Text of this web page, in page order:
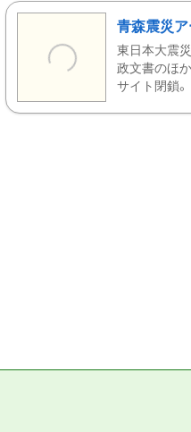
青森震災ア
東日本大震
政文書のほ
サイト閉鎖。